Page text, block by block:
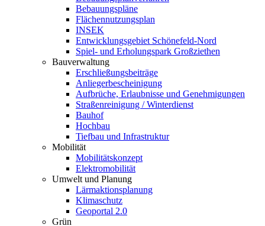
Bebauungspläne
Flächennutzungsplan
INSEK
Entwicklungsgebiet Schönefeld-Nord
Spiel- und Erholungspark Großziethen
Bauverwaltung
Erschließungsbeiträge
Anliegerbescheinigung
Aufbrüche, Erlaubnisse und Genehmigungen
Straßenreinigung / Winterdienst
Bauhof
Hochbau
Tiefbau und Infrastruktur
Mobilität
Mobilitätskonzept
Elektromobilität
Umwelt und Planung
Lärmaktionsplanung
Klimaschutz
Geoportal 2.0
Grün